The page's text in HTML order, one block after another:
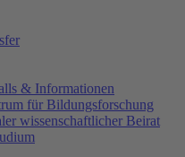
& Informationen
für Bildungsforschung
wissenschaftlicher Beirat